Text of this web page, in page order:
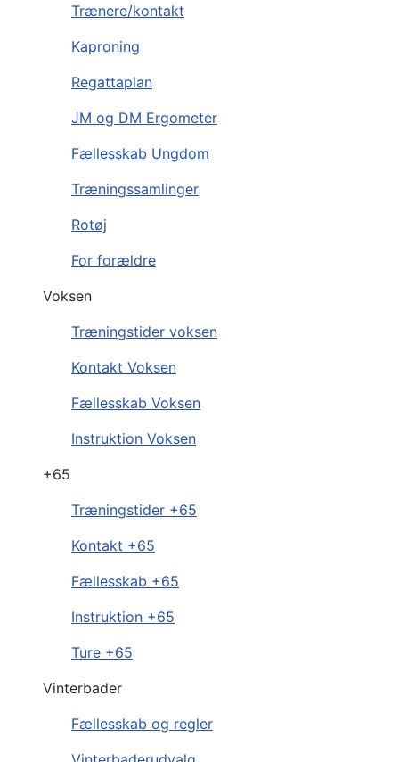
Trænere/kontakt
Kaproning
Regattaplan
JM og DM Ergometer
Fællesskab Ungdom
Træningssamlinger
Rotøj
For forældre
Voksen
Træningstider voksen
Kontakt Voksen
Fællesskab Voksen
Instruktion Voksen
+65
Træningstider +65
Kontakt +65
Fællesskab +65
Instruktion +65
Ture +65
Vinterbader
Fællesskab og regler